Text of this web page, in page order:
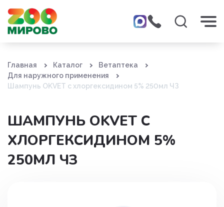
Главная Каталог
Ветаптека
Для наружного применения
Шампунь OKVET с хлоргексидином 5% 250мл ЧЗ
ШАМПУНЬ OKVET С
ХЛОРГЕКСИДИНОМ 5%
250МЛ ЧЗ